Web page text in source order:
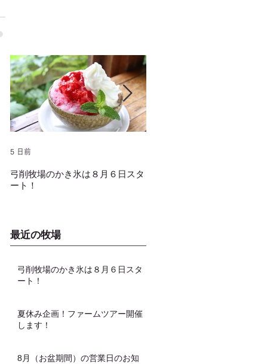
弓削牧場のかき氷は８月６日スタ
ート！
5 日前
最近の牧場
弓削牧場のかき氷は８月６日スタ
ート！
夏休み企画！ファームツアー開催
します！
8月（お盆期間）の営業日のお知